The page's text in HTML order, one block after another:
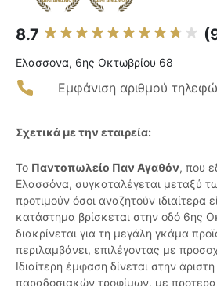
8.7
Ελασσονα, 6ης Οκτωβρίου 68
Εμφάνιση αριθμού
Σχετικά με την εταιρεία:
Το Παντοπωλείο Παν Αγαθόν, που
Ελασσόνα, συγκαταλέγεται μεταξύ
προτιμούν όσοι αναζητούν ιδιαίτερα
κατάστημα βρίσκεται στην οδό 6ης
διακρίνεται για τη μεγάλη γκάμα
περιλαμβάνει, επιλέγοντας με
Ιδιαίτερη έμφαση δίνεται στην
παραδοσιακών τροφίμων, με